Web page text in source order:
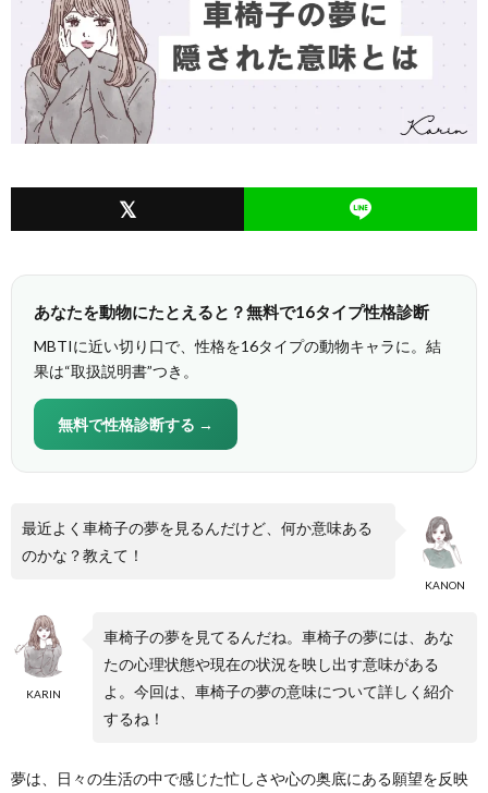
あなたを動物にたとえると？無料で16タイプ性格診断
MBTIに近い切り口で、性格を16タイプの動物キャラに。結
果は“取扱説明書”つき。
無料で性格診断する →
KANON
最近よく車椅子の夢を見るんだけど、何か意味ある
のかな？教えて！
KARIN
車椅子の夢を見てるんだね。車椅子の夢には、あな
たの心理状態や現在の状況を映し出す意味がある
よ。今回は、車椅子の夢の意味について詳しく紹介
するね！
夢は、日々の生活の中で感じた忙しさや心の奥底にある願望を反映